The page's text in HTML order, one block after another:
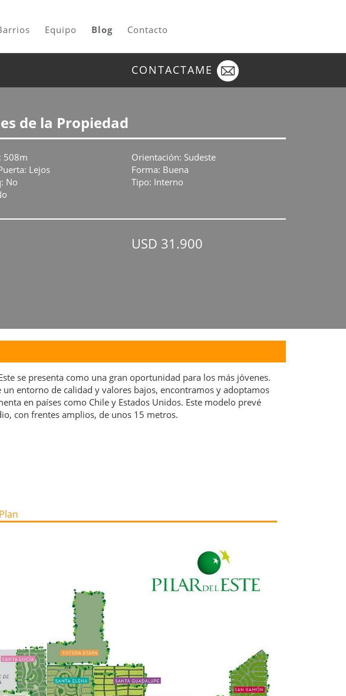
Equipo Blog Contacto
CONTACTAME
de la Propiedad
508m
Orientación: Sudeste
Lejos
Forma: Buena
No
Tipo: Interno
USD 31.900
se presenta como una gran oportunidad para los más jóvenes.
entorno de calidad y valores bajos, encontramos y adoptamos
en países como Chile y Estados Unidos. Este modelo prevé
con frentes amplios, de unos 15 metros.